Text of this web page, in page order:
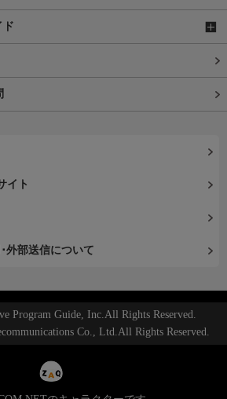
ド
イト
外部送信について
Program Guide, Inc.All Rights Reserved.
Co., Ltd.All Rights Reserved.